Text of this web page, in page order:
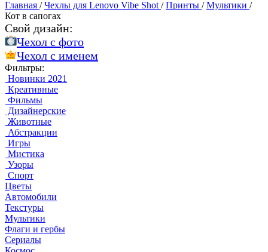
Главная / Чехлы для Lenovo Vibe Shot / Принты / Мультики /
Кот в сапогах
Свой дизайн:
Чехол c фото
Чехол c именем
Фильтры:
Новинки 2021
Креативные
Фильмы
Дизайнерские
Животные
Абстракции
Игры
Мистика
Узоры
Спорт
Цветы
Автомобили
Текстуры
Мультики
Флаги и гербы
Сериалы